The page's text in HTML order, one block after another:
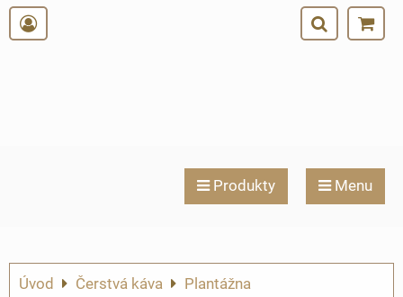
Produkty Menu
Úvod Čerstvá káva Plantážna